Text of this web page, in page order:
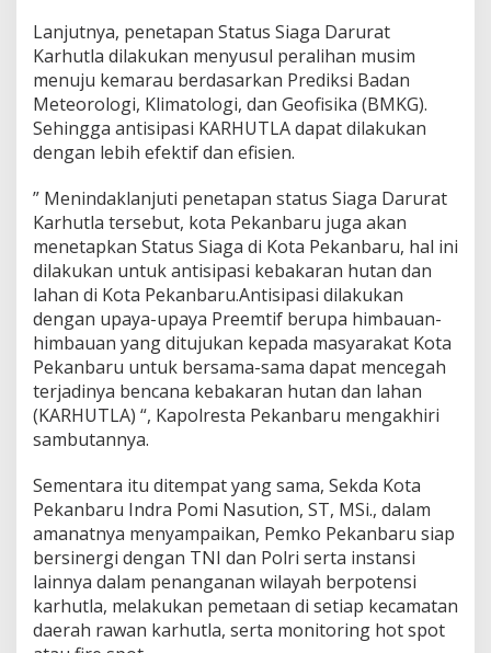
2
0
4
Lanjutnya, penetapan Status Siaga Darurat
Karhutla dilakukan menyusul peralihan musim
menuju kemarau berdasarkan Prediksi Badan
Meteorologi, Klimatologi, dan Geofisika (BMKG).
Sehingga antisipasi KARHUTLA dapat dilakukan
dengan lebih efektif dan efisien.
” Menindaklanjuti penetapan status Siaga Darurat
Karhutla tersebut, kota Pekanbaru juga akan
menetapkan Status Siaga di Kota Pekanbaru, hal ini
dilakukan untuk antisipasi kebakaran hutan dan
lahan di Kota Pekanbaru.Antisipasi dilakukan
dengan upaya-upaya Preemtif berupa himbauan-
himbauan yang ditujukan kepada masyarakat Kota
Pekanbaru untuk bersama-sama dapat mencegah
terjadinya bencana kebakaran hutan dan lahan
(KARHUTLA) “, Kapolresta Pekanbaru mengakhiri
sambutannya.
Sementara itu ditempat yang sama, Sekda Kota
Pekanbaru Indra Pomi Nasution, ST, MSi., dalam
amanatnya menyampaikan, Pemko Pekanbaru siap
bersinergi dengan TNI dan Polri serta instansi
lainnya dalam penanganan wilayah berpotensi
karhutla, melakukan pemetaan di setiap kecamatan
daerah rawan karhutla, serta monitoring hot spot